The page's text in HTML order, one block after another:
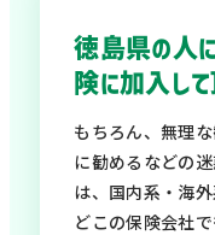
徳島県の人
険に加入し
もちろん、無理
に勧めるなどの
は、国内系・海
どこの保険会社